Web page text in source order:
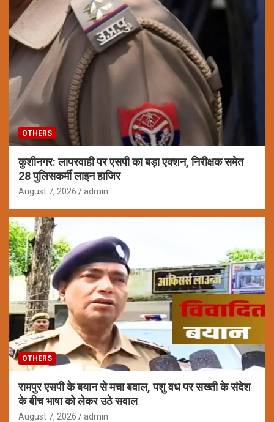
OTHERS
कुशीनगर: लापरवाही पर एसपी का बड़ा एक्शन, निरीक्षक समेत
28 पुलिसकर्मी लाइन हाजिर
August 7, 2026 admin
OTHERS
रामपुर एसपी के बयान से मचा बवाल, पशु वध पर सख्ती के संदेश
के बीच भाषा को लेकर उठे सवाल
August 7, 2026 admin